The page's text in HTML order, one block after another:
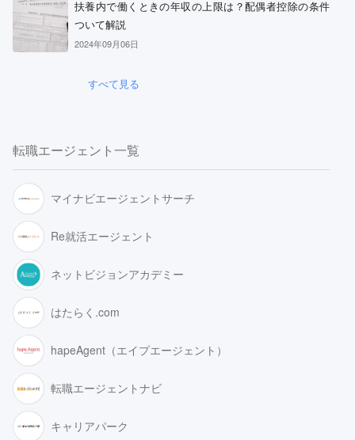
扶養内で働くときの年収の上限は？配偶者控除の条件
ついて解説
2024年09月06日
すべて見る
転職エージェント一覧
マイナビエージェントサーチ
Re就活エージェント
ネットビジョンアカデミー
はたらく.com
hapeAgent（エイプエージェント）
転職エージェントナビ
キャリアパーク